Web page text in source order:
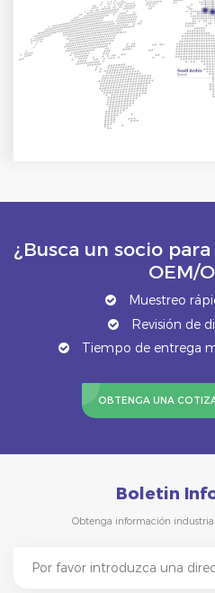
¿Busca un socio
OEM/
Muestreo
Revisión de
Tiempo de entrega
OBTENGA UNA
Boletin
Obtenga información